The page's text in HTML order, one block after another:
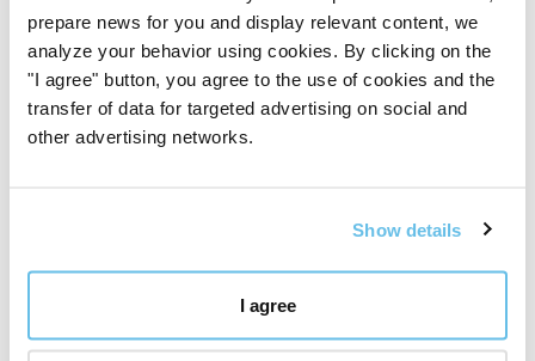
prepare news for you and display relevant content, we
analyze your behavior using cookies. By clicking on the
"I agree" button, you agree to the use of cookies and the
transfer of data for targeted advertising on social and
other advertising networks.
Show details
I agree
5 stars
4 stars
3 stars